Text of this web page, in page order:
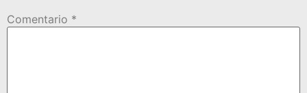
Comentario *